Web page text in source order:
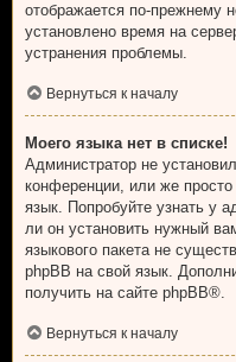
отображается по-прежнему
установлено время на
устранения проблемы.
Вернуться к началу
Моего языка нет в списке!
Администратор не
конференции, или же
язык. Попробуйте узнать у
ли он установить нужный
языкового пакета не
phpBB на свой язык.
получить на сайте phpBB®.
Вернуться к началу